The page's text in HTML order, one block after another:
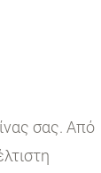
σας. Από